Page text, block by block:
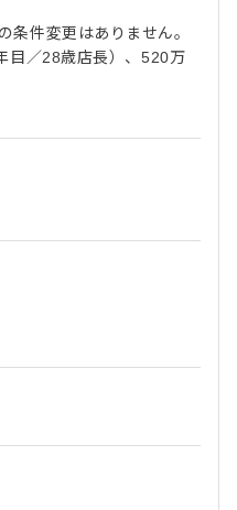
件変更はありません。
目／28歳店長）、520万